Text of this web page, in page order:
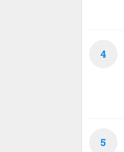
4
5